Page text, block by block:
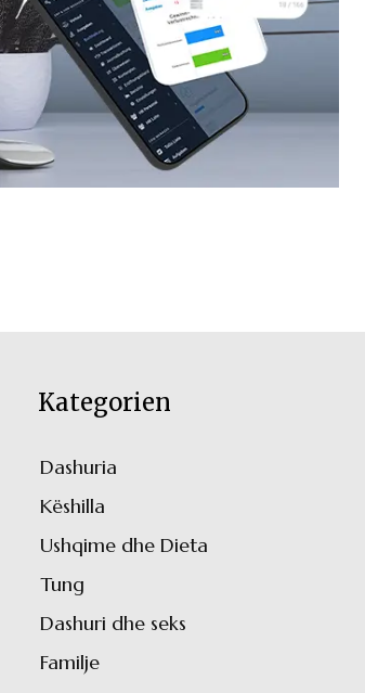
Kategorien
Dashuria
Këshilla
Ushqime dhe Dieta
Tung
Dashuri dhe seks
Familje